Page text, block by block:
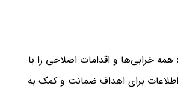
همه خرابی‌ها و اقدامات اصلاحی را با
برای اهداف ضمانت و کمک به